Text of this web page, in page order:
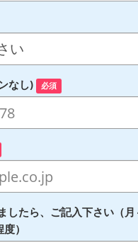
なし) 必須
したら、ご記入下さい（月
）